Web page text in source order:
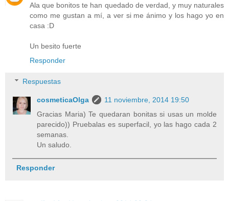
Ala que bonitos te han quedado de verdad, y muy naturales
como me gustan a mí, a ver si me ánimo y los hago yo en
casa :D
Un besito fuerte
Responder
Respuestas
cosmeticaOlga
11 noviembre, 2014 19:50
Gracias Maria) Te quedaran bonitas si usas un molde
parecido)) Pruebalas es superfacil, yo las hago cada 2
semanas.
Un saludo.
Responder